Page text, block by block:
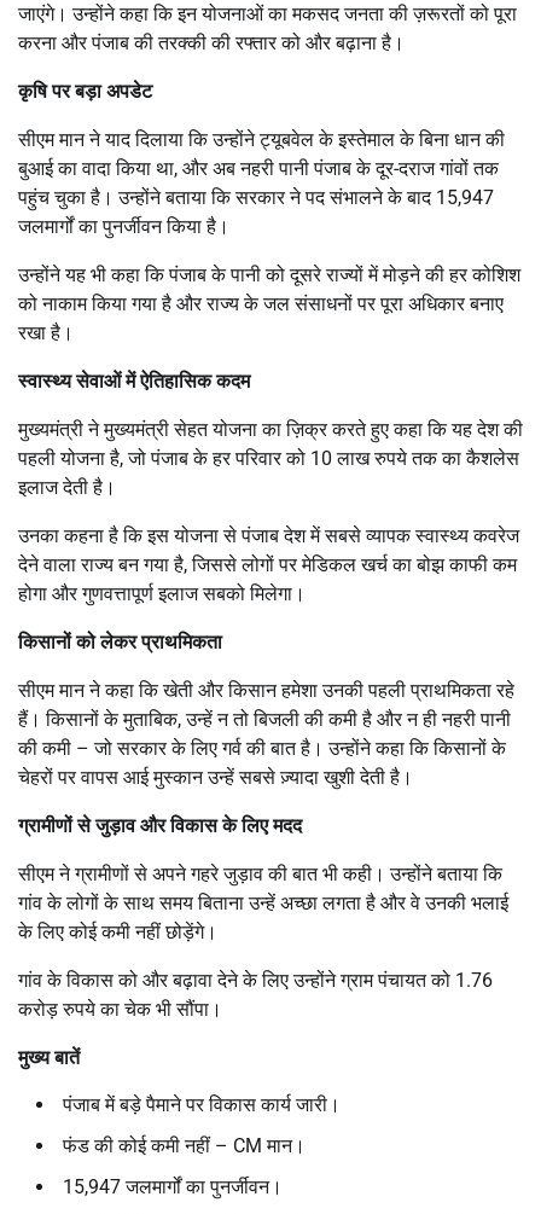
जाएंगे। उन्होंने कहा कि इन योजनाओं का मकसद जनता की ज़रूरतों को पूरा
करना और पंजाब की तरक्की की रफ्तार को और बढ़ाना है।
कृषि पर बड़ा अपडेट
सीएम मान ने याद दिलाया कि उन्होंने ट्यूबवेल के इस्तेमाल के बिना धान की
बुआई का वादा किया था, और अब नहरी पानी पंजाब के दूर-दराज गांवों तक
पहुंच चुका है। उन्होंने बताया कि सरकार ने पद संभालने के बाद 15,947
जलमार्गों का पुनर्जीवन किया है।
उन्होंने यह भी कहा कि पंजाब के पानी को दूसरे राज्यों में मोड़ने की हर कोशिश
को नाकाम किया गया है और राज्य के जल संसाधनों पर पूरा अधिकार बनाए
रखा है।
स्वास्थ्य सेवाओं में ऐतिहासिक कदम
मुख्यमंत्री ने मुख्यमंत्री सेहत योजना का ज़िक्र करते हुए कहा कि यह देश की
पहली योजना है, जो पंजाब के हर परिवार को 10 लाख रुपये तक का कैशलेस
इलाज देती है।
उनका कहना है कि इस योजना से पंजाब देश में सबसे व्यापक स्वास्थ्य कवरेज
देने वाला राज्य बन गया है, जिससे लोगों पर मेडिकल खर्च का बोझ काफी कम
होगा और गुणवत्तापूर्ण इलाज सबको मिलेगा।
किसानों को लेकर प्राथमिकता
सीएम मान ने कहा कि खेती और किसान हमेशा उनकी पहली प्राथमिकता रहे
हैं। किसानों के मुताबिक, उन्हें न तो बिजली की कमी है और न ही नहरी पानी
की कमी – जो सरकार के लिए गर्व की बात है। उन्होंने कहा कि किसानों के
चेहरों पर वापस आई मुस्कान उन्हें सबसे ज़्यादा खुशी देती है।
ग्रामीणों से जुड़ाव और विकास के लिए मदद
सीएम ने ग्रामीणों से अपने गहरे जुड़ाव की बात भी कही। उन्होंने बताया कि
गांव के लोगों के साथ समय बिताना उन्हें अच्छा लगता है और वे उनकी भलाई
के लिए कोई कमी नहीं छोड़ेंगे।
गांव के विकास को और बढ़ावा देने के लिए उन्होंने ग्राम पंचायत को 1.76
करोड़ रुपये का चेक भी सौंपा।
मुख्य बातें
पंजाब में बड़े पैमाने पर विकास कार्य जारी।
फंड की कोई कमी नहीं – CM मान।
15,947 जलमार्गों का पुनर्जीवन।